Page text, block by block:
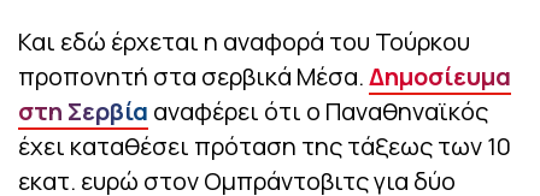
Και εδώ έρχεται η αναφορά του Τούρκου
προπονητή στα σερβικά Μέσα.Δημοσίευμα
στη Σερβία αναφέρει ότι ο Παναθηναϊκός
έχει καταθέσει πρόταση της τάξεως των 10
εκατ. ευρώ στον Ομπράντοβιτς για δύο